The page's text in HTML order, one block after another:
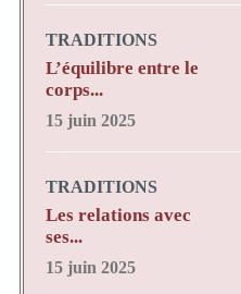
TRADITIONS
L’équilibre entre le
corps...
15 juin 2025
TRADITIONS
Les relations avec
ses...
15 juin 2025